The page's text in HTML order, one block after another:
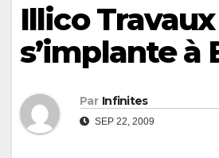
Illico Travaux
s’implante à
Par Infinites
SEP 22, 2009